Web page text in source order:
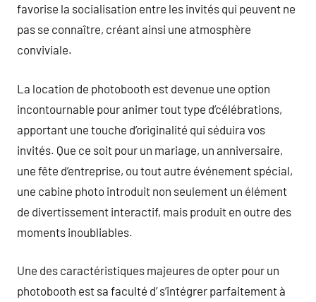
favorise la socialisation entre les invités qui peuvent ne
pas se connaître, créant ainsi une atmosphère
conviviale.
La location de photobooth est devenue une option
incontournable pour animer tout type d’célébrations,
apportant une touche d’originalité qui séduira vos
invités. Que ce soit pour un mariage, un anniversaire,
une fête d’entreprise, ou tout autre événement spécial,
une cabine photo introduit non seulement un élément
de divertissement interactif, mais produit en outre des
moments inoubliables.
Une des caractéristiques majeures de opter pour un
photobooth est sa faculté d’ s’intégrer parfaitement à